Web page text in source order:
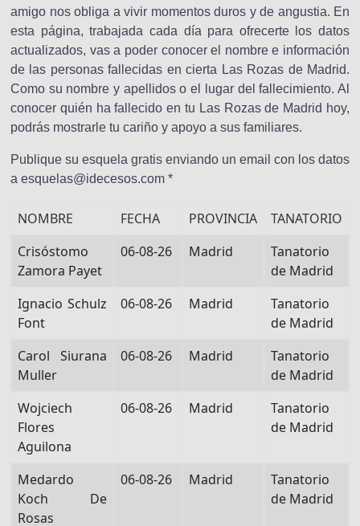
amigo nos obliga a vivir momentos duros y de angustia. En
esta página, trabajada cada día para ofrecerte los datos
actualizados, vas a poder conocer el nombre e información
de las personas fallecidas en cierta Las Rozas de Madrid.
Como su nombre y apellidos o el lugar del fallecimiento. Al
conocer quién ha fallecido en tu Las Rozas de Madrid hoy,
podrás mostrarle tu cariño y apoyo a sus familiares.
Publique su esquela gratis enviando un email con los datos
a esquelas@idecesos.com *
NOMBRE FECHA PROVINCIA
TANATORIO
Crisóstomo
Zamora Payet
06-08-26 Madrid
Tanatorio
de Madrid
Ignacio Schulz
Font
06-08-26 Madrid
Tanatorio
de Madrid
Carol Siurana
Muller
06-08-26 Madrid
Tanatorio
de Madrid
Wojciech
Flores
Aguilona
06-08-26 Madrid
Tanatorio
de Madrid
Medardo
Koch De
Rosas
06-08-26 Madrid
Tanatorio
de Madrid